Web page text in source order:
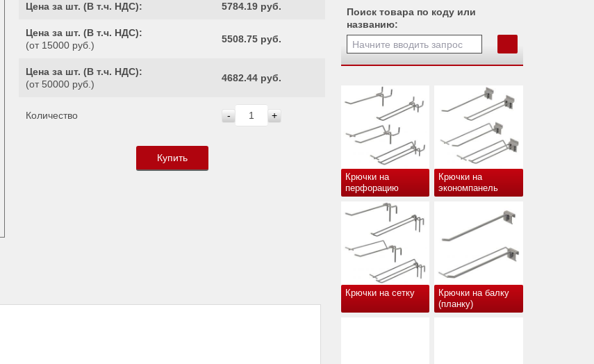
Поиск товара по коду или
названию:
Крючки на
перфорацию
Крючки на
экономпанель
Крючки на сетку
Крючки на балку
(планку)
Цена за шт. (В т.ч. НДС): 5784.19 руб.
Цена за шт. (В т.ч. НДС):
(от 15000 руб.)
5508.75 руб.
Цена за шт. (В т.ч. НДС):
(от 50000 руб.)
4682.44 руб.
Количество - +
Купить